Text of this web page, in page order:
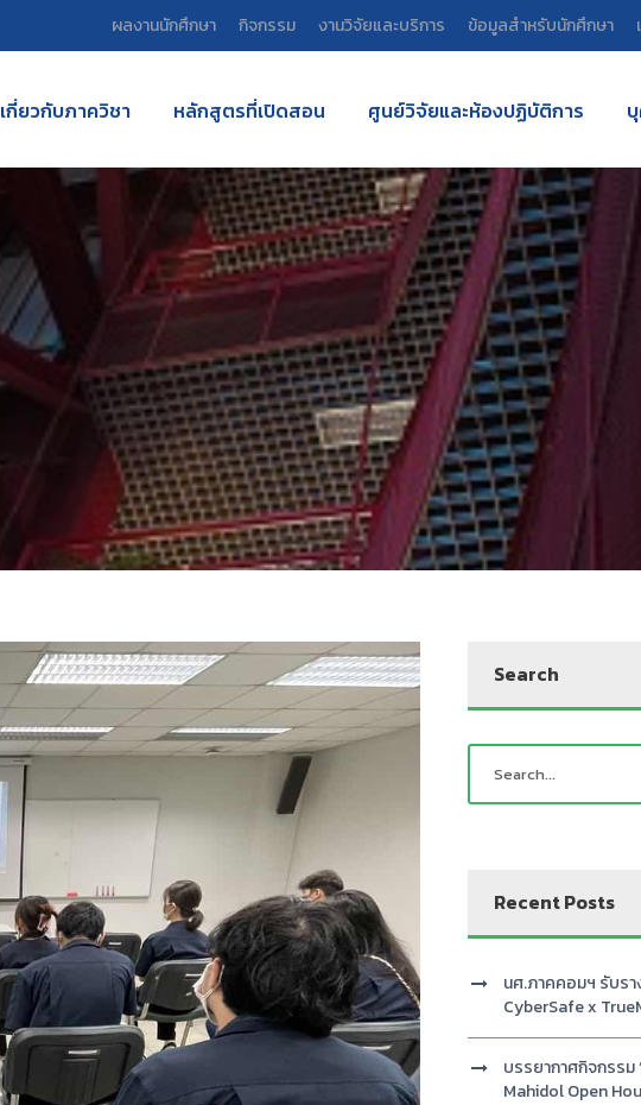
ผลงานนักศึกษา กิจกรรม งานวิจัยและบริการ ข้อมูลสำหรับนักศึกษา
เกี่ยวกับภาควิชา หลักสูตรที่เปิดสอน ศูนย์วิจัยและห้องปฏิบัติการ
Search
Recent Posts
นศ.ภาคคอมฯ รับรา
CyberSafe x
บรรยากาศกิจกรรม
Mahidol Open